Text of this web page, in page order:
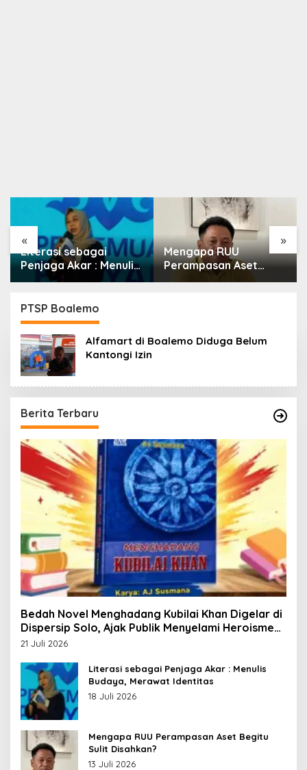
« »
Literasi sebagai
Penjaga Akar : Menulis
Budaya, Merawat
Mengapa RUU
Perampasan Aset
Begitu Sulit Disahkan?
PTSP Boalemo
Alfamart di Boalemo Diduga Belum
Kantongi Izin
Berita Terbaru
Bedah Novel Menghadang Kubilai Khan Digelar di
Dispersip Solo, Ajak Publik Menyelami Heroisme
Leluhur Nusantara
21 Juli 2026
Literasi sebagai Penjaga Akar : Menulis
Budaya, Merawat Identitas
18 Juli 2026
Mengapa RUU Perampasan Aset Begitu
Sulit Disahkan?
13 Juli 2026